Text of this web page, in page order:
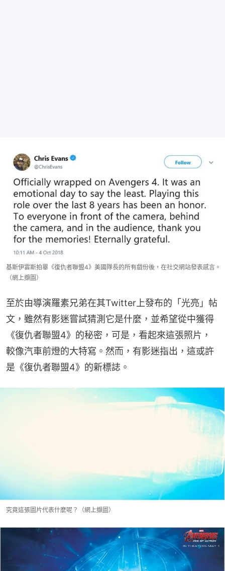
基斯伊雲斯拍畢《復仇者聯盟4》美國隊長的所有戲份後，在社交網站發表感言。
（網上擷圖）
至於由導演羅素兄弟在其Twitter上發布的「光亮」帖
文，雖然有影迷嘗試猜測它是什麼，並希望從中獲得
《復仇者聯盟4》的秘密，可是，看起來這張照片，
較像汽車前燈的大特寫。然而，有影迷指出，這或許
是《復仇者聯盟4》的新標誌。
究竟這張圖片代表什麼呢？（網上擷圖）